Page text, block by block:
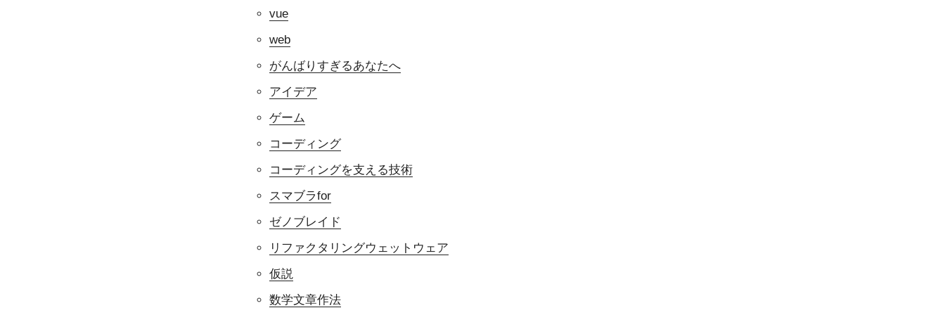
vue
web
がんばりすぎるあなたへ
アイデア
ゲーム
コーディング
コーディングを支える技術
スマブラfor
ゼノブレイド
リファクタリングウェットウェア
仮説
数学文章作法